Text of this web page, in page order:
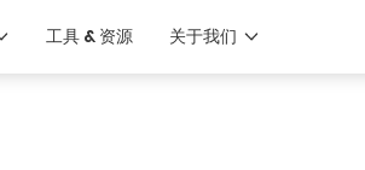
工具 & 资源 关于我们